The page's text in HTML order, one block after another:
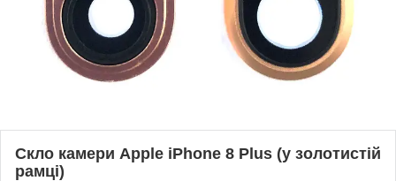
Скло камери Apple iPhone 8 Plus (у золотистій
рамці)